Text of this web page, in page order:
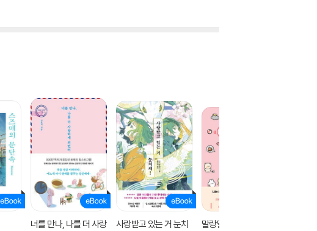
너를 만나, 나를 더 사랑
사랑받고 있는 거 눈치
말랑말랑, 뱃살도 귀여